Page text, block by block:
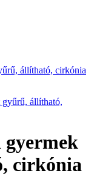
állítható, cirkónia
gyermek
cirkónia